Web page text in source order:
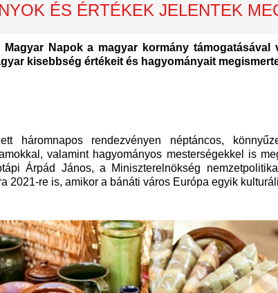
ÉS ÉRTÉKEK JELENTEK
Magyar Napok a magyar kormány
kisebbség értékeit és hagyományait
háromnapos rendezvényen néptáncos,
valamint hagyományos mesterségekkel is
Árpád János, a Miniszterelnökség
2021-re is, amikor a bánáti város Európa egyik